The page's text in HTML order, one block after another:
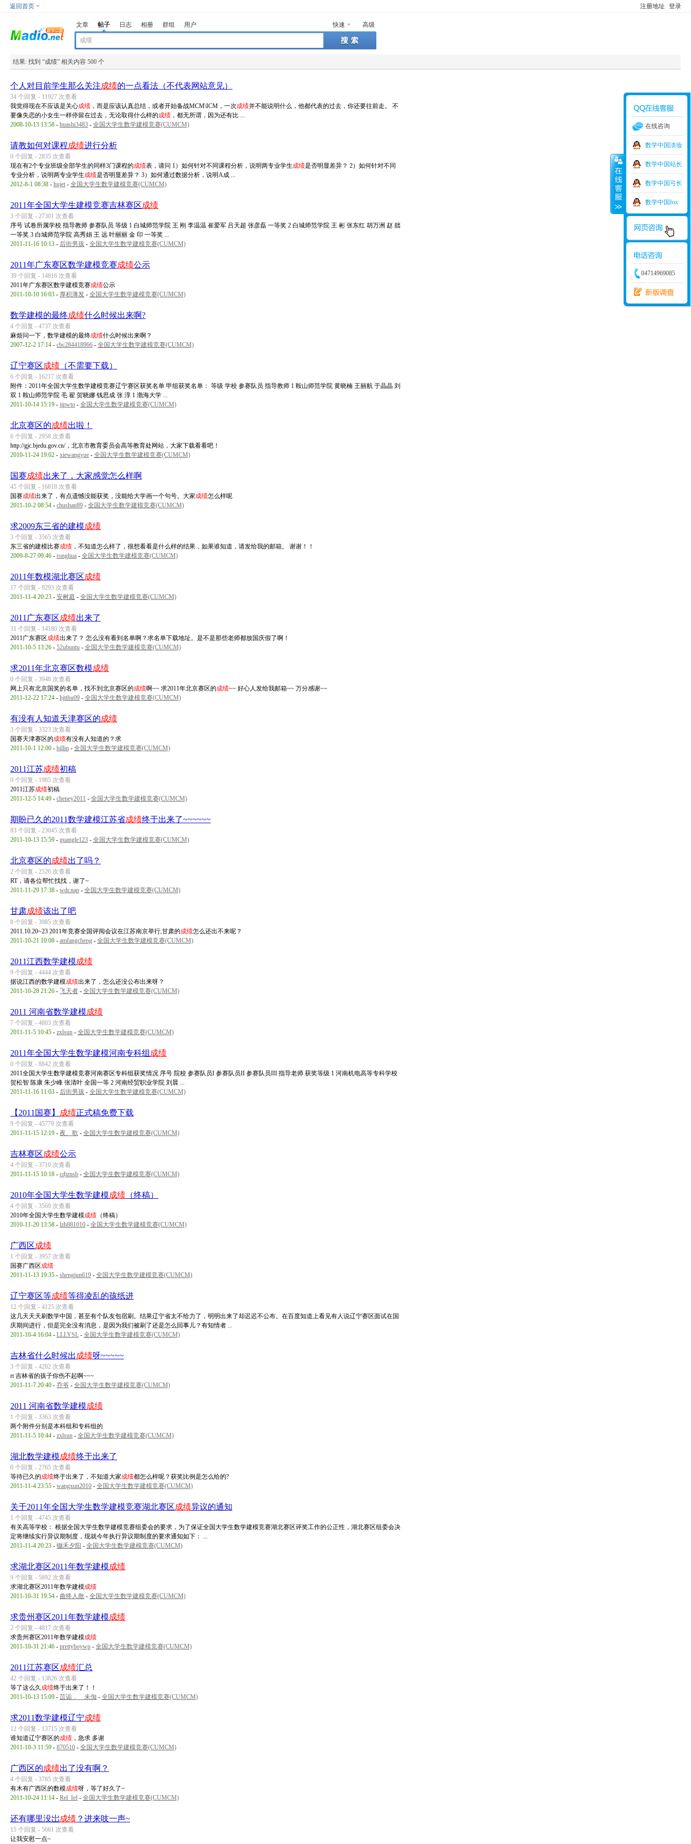
返回首页 注册地址 登录
快速 高级
文章 帖子 日志 相册 群组 用户
结果: 找到 “成绩” 相关内容 500 个
个人对目前学生那么关注成绩的一点看法（不代表网站意见）
34 个回复 - 11927 次查看
我觉得现在不应该是关心成绩 ，而是应该认真总结，或者开始备战MCM\ICM，一次成绩并不能说明什么，他都代表的过去，你还要往前走。 不
要像失恋的小女生一样停留在过去，无论取得什么样的成绩 ，都无所谓，因为还有比 ...
2008-10-13 13:58 - huashi3483 - 全国大学生数学建模竞赛(CUMCM)
请教如何对课程成绩进行分析
0 个回复 - 2835 次查看
现在有2个专业班级全部学生的同样3门课程的成绩表，请问 1）如何针对不同课程分析，说明两专业学生成绩是否明显差异？ 2）如何针对不同
专业分析，说明两专业学生成绩是否明显差异？ 3）如何通过数据分析，说明A成 ...
2012-8-1 08:38 - hujet - 全国大学生数学建模竞赛(CUMCM)
2011年全国大学生建模竞赛吉林赛区成绩
3 个回复 - 27301 次查看
序号 试卷所属学校 指导教师 参赛队员 等级 1 白城师范学院 王 刚 李温温 崔爱军 吕天超 张彦磊 一等奖 2 白城师范学院 王 彬 张东红 胡万洲 赵 朏
一等奖 3 白城师范学院 高秀娟 王 远 叶丽丽 金 印 一等奖 ...
2011-11-16 10:13 - 后街男孩 - 全国大学生数学建模竞赛(CUMCM)
2011年广东赛区数学建模竞赛成绩公示
39 个回复 - 14816 次查看
2011年广东赛区数学建模竞赛成绩公示
2011-10-10 16:03 - 厚积薄发 - 全国大学生数学建模竞赛(CUMCM)
数学建模的最终成绩什么时候出来啊?
4 个回复 - 4737 次查看
麻烦问一下，数学建模的最终成绩什么时候出来啊？
2007-12-2 17:14 - cbc284418966 - 全国大学生数学建模竞赛(CUMCM)
辽宁赛区成绩 （不需要下载）
6 个回复 - 16217 次查看
附件：2011年全国大学生数学建模竞赛辽宁赛区获奖名单 甲组获奖名单： 等级 学校 参赛队员 指导教师 1 鞍山师范学院 黄晓楠 王丽航 于晶晶 刘
双 1 鞍山师范学院 毛 翟 贺晓娜 钱思成 张 淳 1 渤海大学 ...
2011-10-14 15:19 - jjpwto - 全国大学生数学建模竞赛(CUMCM)
北京赛区的成绩出啦！
6 个回复 - 2958 次查看
http://gjc.bjedu.gov.cn/，北京市教育委员会高等教育处网站，大家下载看看吧！
2010-11-24 19:02 - xiewangyue - 全国大学生数学建模竞赛(CUMCM)
国赛成绩出来了，大家感觉怎么样啊
45 个回复 - 16818 次查看
国赛成绩出来了，有点遗憾没能获奖，没能给大学画一个句号。大家成绩怎么样呢
2011-10-2 08:54 - chushan89 - 全国大学生数学建模竞赛(CUMCM)
求2009东三省的建模成绩
3 个回复 - 3565 次查看
东三省的建模比赛成绩 ，不知道怎么样了，很想看看是什么样的结果，如果谁知道，请发给我的邮箱。 谢谢！！
2009-8-27 09:46 - ronghua - 全国大学生数学建模竞赛(CUMCM)
2011年数模湖北赛区成绩
17 个回复 - 9293 次查看
2011-11-4 20:23 - 安树庭 - 全国大学生数学建模竞赛(CUMCM)
2011广东赛区成绩出来了
31 个回复 - 14180 次查看
2011广东赛区成绩出来了？ 怎么没有看到名单啊？求名单下载地址。是不是那些老师都放国庆假了啊！
2011-10-5 13:26 - 52ubuntu - 全国大学生数学建模竞赛(CUMCM)
求2011年北京赛区数模成绩
0 个回复 - 3948 次查看
网上只有北京国奖的名单，找不到北京赛区的成绩啊~~ 求2011年北京赛区的成绩~~ 好心人发给我邮箱~~ 万分感谢~~
2011-12-22 17:24 - hjtthu09 - 全国大学生数学建模竞赛(CUMCM)
有没有人知道天津赛区的成绩
3 个回复 - 3323 次查看
国赛天津赛区的成绩有没有人知道的？求
2011-10-1 12:00 - billin - 全国大学生数学建模竞赛(CUMCM)
2011江苏成绩初稿
0 个回复 - 1985 次查看
2011江苏成绩初稿
2011-12-5 14:49 - cheney2011 - 全国大学生数学建模竞赛(CUMCM)
期盼已久的2011数学建模江苏省成绩终于出来了~~~~~~
83 个回复 - 23045 次查看
2011-10-13 15:59 - guangle123 - 全国大学生数学建模竞赛(CUMCM)
北京赛区的成绩出了吗？
2 个回复 - 2526 次查看
RT，请各位帮忙找找，谢了~
2011-11-29 17:38 - wdr.nap - 全国大学生数学建模竞赛(CUMCM)
甘肃成绩该出了吧
8 个回复 - 3985 次查看
2011.10.20~23 2011年竞赛全国评阅会议在江苏南京举行,甘肃的成绩怎么还出不来呢？
2011-10-21 10:08 - amfangcheng - 全国大学生数学建模竞赛(CUMCM)
2011江西数学建模成绩
9 个回复 - 4444 次查看
据说江西的数学建模成绩出来了，怎么还没公布出来呀？
2011-10-28 21:26 - 飞天者 - 全国大学生数学建模竞赛(CUMCM)
2011 河南省数学建模成绩
7 个回复 - 4803 次查看
2011-11-5 10:45 - zxlsun - 全国大学生数学建模竞赛(CUMCM)
2011年全国大学生数学建模河南专科组 成绩
0 个回复 - 8842 次查看
2011全国大学生数学建模竞赛河南赛区专科组获奖情况 序号 院校 参赛队员I 参赛队员II 参赛队员III 指导老师 获奖等级 1 河南机电高等专科学校
贺松智 陈康 朱少峰 张清叶 全国一等 2 河南经贸职业学院 刘晨 ...
2011-11-16 11:03 - 后街男孩 - 全国大学生数学建模竞赛(CUMCM)
【2011国赛】 成绩正式稿免费下载
9 个回复 - 45779 次查看
2011-11-15 12:19 - 夜、歌 - 全国大学生数学建模竞赛(CUMCM)
吉林赛区成绩公示
4 个回复 - 3710 次查看
2011-11-15 10:18 - cdjznsb - 全国大学生数学建模竞赛(CUMCM)
2010年全国大学生数学建模成绩 （终稿）
4 个回复 - 3569 次查看
2010年全国大学生数学建模成绩 （终稿）
2010-11-20 13:58 - lzh881010 - 全国大学生数学建模竞赛(CUMCM)
广西区成绩
1 个回复 - 3957 次查看
国赛广西区成绩
2011-11-13 19:35 - shengjun619 - 全国大学生数学建模竞赛(CUMCM)
辽宁赛区等成绩等得凌乱的孩纸进
12 个回复 - 4125 次查看
这几天天天刷数学中国，甚至有个队友包宿刷。结果辽宁省太不给力了，明明出来了却迟迟不公布。在百度知道上看见有人说辽宁赛区面试在国
庆期间进行，但是完全没有消息，是因为我们被刷了还是怎么回事儿？有知情者 ...
2011-10-4 16:04 - LLLYSL - 全国大学生数学建模竞赛(CUMCM)
吉林省什么时候出 成绩呀~~~~~
3 个回复 - 4282 次查看
rt 吉林省的孩子你伤不起啊~~~
2011-11-7 20:40 - 乔爷 - 全国大学生数学建模竞赛(CUMCM)
2011 河南省数学建模成绩
1 个回复 - 3363 次查看
两个附件分别是本科组和专科组的
2011-11-5 10:44 - zxlsun - 全国大学生数学建模竞赛(CUMCM)
湖北数学建模成绩终于出来了
0 个回复 - 2765 次查看
等待已久的成绩终于出来了，不知道大家成绩都怎么样呢？获奖比例是怎么给的?
2011-11-4 23:55 - wangxun2010 - 全国大学生数学建模竞赛(CUMCM)
关于2011年全国大学生数学建模竞赛湖北赛区成绩异议的通知
1 个回复 - 4745 次查看
有关高等学校： 根据全国大学生数学建模竞赛组委会的要求，为了保证全国大学生数学建模竞赛湖北赛区评奖工作的公正性，湖北赛区组委会决
定将继续实行异议期制度，现就今年执行异议期制度的要求通知如下： ...
2011-11-4 20:23 - 锄禾夕阳 - 全国大学生数学建模竞赛(CUMCM)
求湖北赛区2011年数学建模成绩
9 个回复 - 5892 次查看
求湖北赛区2011年数学建模成绩
2011-10-31 19:54 - 曲终人散 - 全国大学生数学建模竞赛(CUMCM)
求贵州赛区2011年数学建模成绩
2 个回复 - 4817 次查看
求贵州赛区2011年数学建模成绩
2011-10-31 21:46 - prettyboywp - 全国大学生数学建模竞赛(CUMCM)
2011江苏赛区成绩汇总
42 个回复 - 13826 次查看
等了这么久 成绩终于出来了！！
2011-10-13 15:09 - 苡诟．ゞ未倁 - 全国大学生数学建模竞赛(CUMCM)
求2011数学建模辽宁成绩
12 个回复 - 13715 次查看
谁知道辽宁赛区的成绩 ，急求 多谢
2011-10-3 11:59 - 870510 - 全国大学生数学建模竞赛(CUMCM)
广西区的成绩出了没有啊？
4 个回复 - 3785 次查看
有木有广西区的数模成绩呀，等了好久了~
2011-10-24 11:14 - Rel_Ief - 全国大学生数学建模竞赛(CUMCM)
还有哪里没岀成绩 ？进来吱一声~
15 个回复 - 5661 次查看
让我安慰一点~
在线咨询
数学中国淡妆
数学中国站长
数学中国弓长
数学中国fox
04714969085